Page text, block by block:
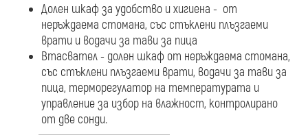
Долен шкаф за удобство и хигиена - от
неръждаема стомана, със стъклени плъзгаеми
врати и водачи за тави за пица
Втасвател - долен шкаф от неръждаема стомана,
със стъклени плъзгаеми врати, водачи за тави за
пица, терморегулатор на температурата и
управление за избор на влажност, контролирано
от две сонди.